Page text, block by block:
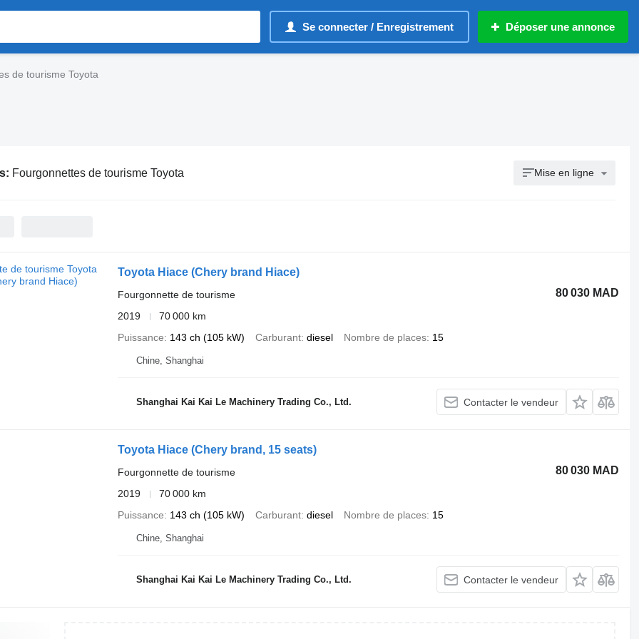
Se connecter / Enregistrement Déposer une annonce
de tourisme Toyota
Fourgonnettes de tourisme Toyota Mise en ligne
Toyota Hiace (Chery brand Hiace)
80 030 MAD
Fourgonnette de tourisme
2019
70 000 km
Puissance
143 ch (105 kW) Carburant diesel Nombre de places 15
Chine, Shanghai
Shanghai Kai Kai Le Machinery Trading Co., Ltd. Contacter le vendeur
Toyota Hiace (Chery brand, 15 seats)
80 030 MAD
Fourgonnette de tourisme
2019
70 000 km
Puissance
143 ch (105 kW) Carburant diesel Nombre de places 15
Chine, Shanghai
Shanghai Kai Kai Le Machinery Trading Co., Ltd. Contacter le vendeur